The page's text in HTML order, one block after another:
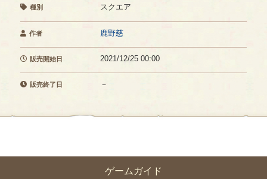
ゲームガイド
種別 スクエア
作者 鹿野慈
販売開始日 2021/12/25 00:00
販売終了日 －